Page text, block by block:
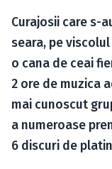
Curajosii care s-
seara, pe
o cana de ceai
2 ore de muzica
mai cunoscut
a numeroase
6 discuri de